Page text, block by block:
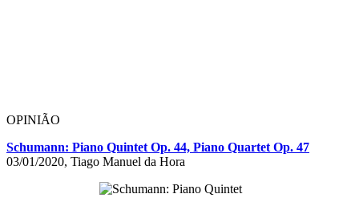
OPINIÃO
Schumann: Piano Quintet Op. 44, Piano Quartet Op. 47
03/01/2020, Tiago Manuel da Hora